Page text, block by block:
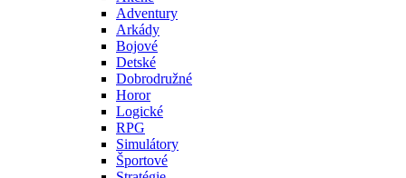
Adventury
Arkády
Bojové
Detské
Dobrodružné
Horor
Logické
RPG
Simulátory
Športové